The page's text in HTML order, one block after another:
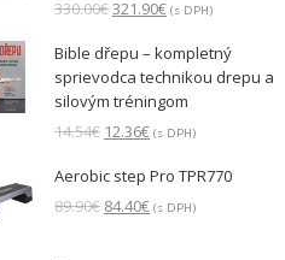
330.00€Pôvodná
bola:
330.00€.
321.90€Aktuálna
je:
321.90€.
(s DPH)
Bible dřepu – kompletný
sprievodca technikou drepu a
silovým tréningom
14.54€ Pôvodná
bola:
14.54€.
12.36€Aktuálna
je:
12.36€.
(s DPH)
Aerobic step Pro TPR770
89.90€ Pôvodná
84.40€Aktuálna
(s DPH)